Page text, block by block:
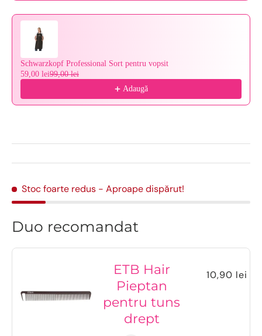
Schwarzkopf Professional Sort pentru vopsit
59,00 lei99,00 lei
Adaugă
Stoc foarte redus - Aproape dispărut!
Duo recomandat
ETB Hair
Pieptan
pentru tuns
drept
10,90 lei